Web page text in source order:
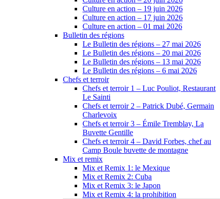
Culture en action – 19 juin 2026
Culture en action – 17 juin 2026
Culture en action – 01 mai 2026
Bulletin des régions
Le Bulletin des régions – 27 mai 2026
Le Bulletin des régions – 20 mai 2026
Le Bulletin des régions – 13 mai 2026
Le Bulletin des régions – 6 mai 2026
Chefs et terroir
Chefs et terroir 1 – Luc Pouliot, Restaurant
Le Sainti
Chefs et terroir 2 – Patrick Dubé, Germain
Charlevoix
Chefs et terroir 3 – Émile Tremblay, La
Buvette Gentille
Chefs et terroir 4 – David Forbes, chef au
Camp Boule buvette de montagne
Mix et remix
Mix et Remix 1: le Mexique
Mix et Remix 2: Cuba
Mix et Remix 3: le Japon
Mix et Remix 4: la prohibition